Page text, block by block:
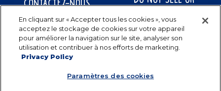
CONTACTEZ-NOUS
SHARE MY PERSONAL
INFORMATION
En cliquant sur « Accepter tous les cookies », vous
acceptez le stockage de cookies sur votre appareil
pour améliorer la navigation sur le site, analyser son
utilisation et contribuer à nos efforts de marketing.
Privacy Policy
Paramètres des cookies